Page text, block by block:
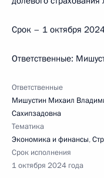
Срок – 1 октября
Ответственные:
Ответственные
Мишустин Михаил
Сахипзадовна
Тематика
Экономика и финансы,
Срок исполнения
1 октября 2024 года